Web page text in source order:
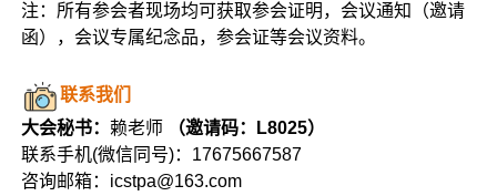
注：所有参会者现场均可获取参会证明，会议通知（邀请
函），会议专属纪念品，参会证等会议资料。
联系我们
大会秘书：赖老师
（邀请码：L8025）
联系手机(微信同号)：17675667587
咨询邮箱：icstpa@163.com